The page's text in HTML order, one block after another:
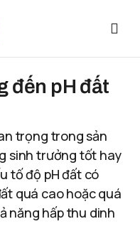
đến pH đất
trọng trong sản
sinh trưởng tốt hay
tố độ pH đất có
quá cao hoặc quá
năng hấp thu dinh